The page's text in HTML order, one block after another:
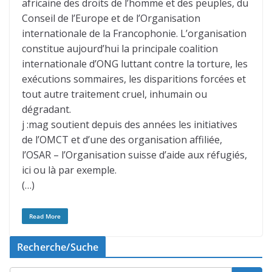
africaine des droits de l’homme et des peuples, du
Conseil de l’Europe et de l’Organisation
internationale de la Francophonie. L’organisation
constitue aujourd’hui la principale coalition
internationale d’ONG luttant contre la torture, les
exécutions sommaires, les disparitions forcées et
tout autre traitement cruel, inhumain ou
dégradant.
j :mag soutient depuis des années les initiatives
de l’OMCT et d’une des organisation affiliée,
l’OSAR – l’Organisation suisse d’aide aux réfugiés,
ici ou là par exemple.
(…)
Read More
Recherche/Suche